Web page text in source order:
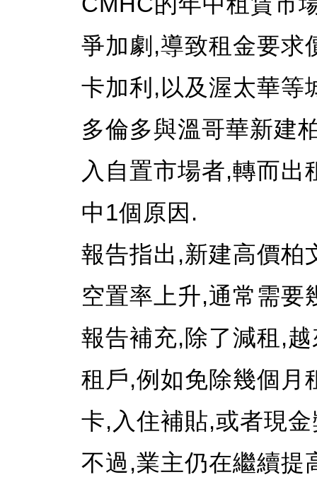
爭加劇,導致租金要求
卡加利,以及渥太華等
多倫多與溫哥華新建
入自置市場者,轉而
中1個原因.
報告指出,新建高價柏
空置率上升,通常需要
報告補充,除了減租,
租戶,例如免除幾個月
卡,入住補貼,或者現
不過,業主仍在繼續提